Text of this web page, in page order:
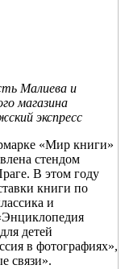
Малиева и
магазина
экспресс
«Мир книги»
стендом
В этом году
книги по
и
детей
в фотографиях»,
связи».